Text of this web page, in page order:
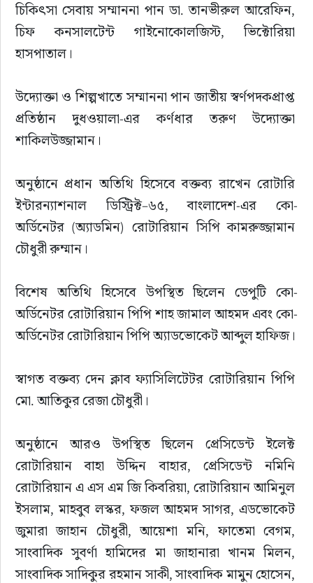
চিকিৎসা সেবায় সম্মাননা পান ডা. তানভীরুল আরেফিন,
চিফ কনসালটেন্ট গাইনোকোলজিস্ট, ভিক্টোরিয়া
হাসপাতাল।
উদ্যোক্তা ও শিল্পখাতে সম্মাননা পান জাতীয় স্বর্ণপদকপ্রাপ্ত
প্রতিষ্ঠান দুধওয়ালা-এর কর্ণধার তরুণ উদ্যোক্তা
শাকিলউজ্জামান।
অনুষ্ঠানে প্রধান অতিথি হিসেবে বক্তব্য রাখেন রোটারি
ইন্টারন্যাশনাল ডিস্ট্রিক্ট–৬৫, বাংলাদেশ-এর কো-
অর্ডিনেটর (অ্যাডমিন) রোটারিয়ান সিপি কামরুজ্জামান
চৌধুরী রুম্মান।
বিশেষ অতিথি হিসেবে উপস্থিত ছিলেন ডেপুটি কো-
অর্ডিনেটর রোটারিয়ান পিপি শাহ জামাল আহমদ এবং কো-
অর্ডিনেটর রোটারিয়ান পিপি অ্যাডভোকেট আব্দুল হাফিজ।
স্বাগত বক্তব্য দেন ক্লাব ফ্যাসিলিটেটর রোটারিয়ান পিপি
মো. আতিকুর রেজা চৌধুরী।
অনুষ্ঠানে আরও উপস্থিত ছিলেন প্রেসিডেন্ট ইলেক্ট
রোটারিয়ান বাহা উদ্দিন বাহার, প্রেসিডেন্ট নমিনি
রোটারিয়ান এ এস এম জি কিবরিয়া, রোটারিয়ান আমিনুল
ইসলাম, মাহবুব লস্কর, ফজল আহমদ সাগর, এডভোকেট
জুমারা জাহান চৌধুরী, আয়েশা মনি, ফাতেমা বেগম,
সাংবাদিক সুবর্ণা হামিদের মা জাহানারা খানম মিলন,
সাংবাদিক সাদিকুর রহমান সাকী, সাংবাদিক মামুন হোসেন,